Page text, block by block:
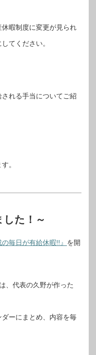
暇制度に変更が見られ
てください。
れる手当についてご紹
。
た！～
の毎日が有給休暇!!』 を開
、代表の久野が作った
ダーにまとめ、内容を毎